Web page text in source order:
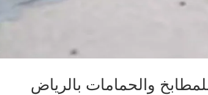
والحمامات بالرياض